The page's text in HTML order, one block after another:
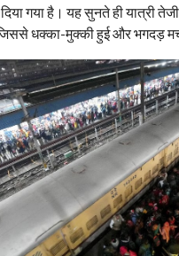
गया है। यह सुनते ही यात्री
धक्का-मुक्की हुई और भगदड़